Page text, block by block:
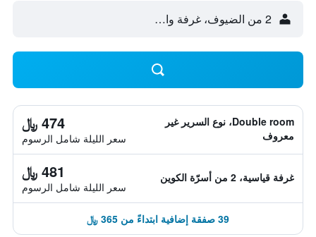
2 من الضيوف، غرفة واحدة
Double room، نوع السرير غير
معروف
474 ﷼
سعر الليلة شامل الرسوم
غرفة قياسية، 2 من أسرّة الكوين 481 ﷼
سعر الليلة شامل الرسوم
39 صفقة إضافية ابتداءً من 365 ﷼